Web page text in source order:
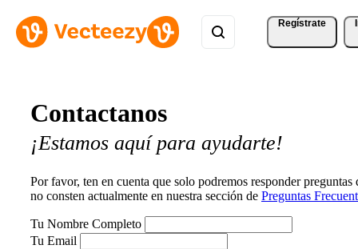
Regístrate
Contactanos
¡Estamos aquí para ayudarte!
Por favor, ten en cuenta que solo podremos responder preguntas
no consten actualmente en nuestra sección de Preguntas
Tu Nombre Completo
Tu Email